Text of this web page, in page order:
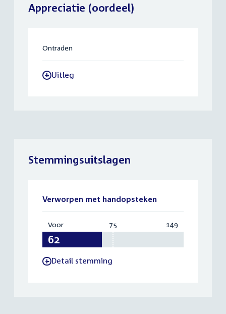
Appreciatie (oordeel)
Ontraden
-Uitleg
Stemmingsuitslagen
Verworpen met handopsteken
Voor:
75 149
-Detail stemming